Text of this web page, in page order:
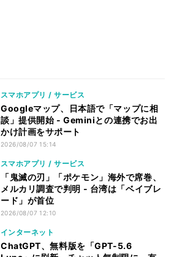
スマホアプリ / サービス
Googleマップ、日本語で「マップに相
談」提供開始 - Geminiとの連携でお出
かけ計画をサポート
2026/08/07 15:14
スマホアプリ / サービス
「鬼滅の刃」「ポケモン」海外で席巻、
メルカリ調査で判明 - 台湾は「ベイブレ
ード」が首位
2026/08/07 12:10
インターネット
ChatGPT、無料版を「GPT-5.6